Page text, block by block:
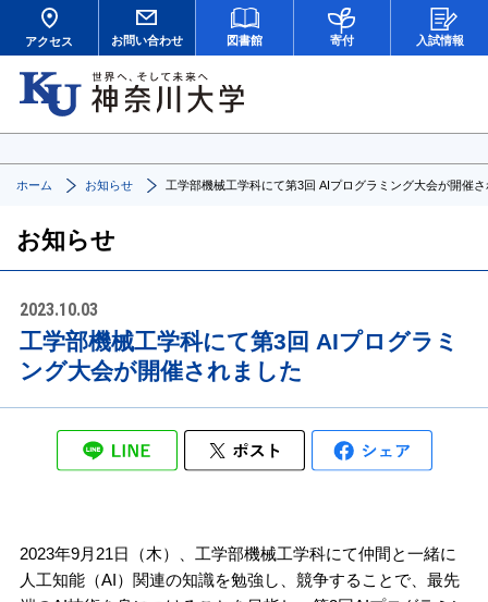
アクセス お問い合わせ 図書館 寄付 入試情報
ホーム お知らせ 工学部機械工学科にて第3回 AIプログラミング大会が開催
お知らせ
2023.10.03
工学部機械工学科にて第3回 AIプログラミ
ング大会が開催されました
2023年9月21日（木）、工学部機械工学科にて仲間と一緒に
人工知能（AI）関連の知識を勉強し、競争することで、最先